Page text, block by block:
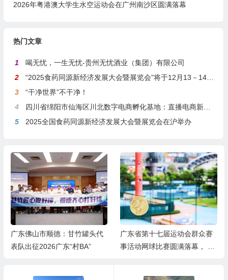
2026年粤港澳大学生水空运动会在广州南沙区圆满落幕
热门文章
1
喝无忧，一生无忧-贵州无忧酒业（集团）有限公司
2
“2025食药同源新经济发展大会暨展览会”将于12月13－14日在沪举行
3
“干净世界”不干净！
4
四川省绵阳市仙海区川北数字电商孵化基地：直播电商新引擎，预计年产值达5亿
5
2025全国食药同源新经济发展大会暨展览会在沪举办
广东佛山市顺德：甘竹罐头代
表队出征2026广东“村BA”
广东省第十七届运动会群众赛
事活动网球比赛圆满落幕， 四